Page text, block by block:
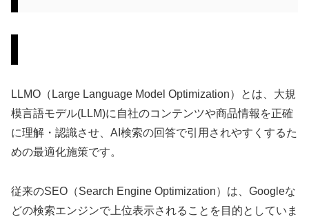
LLMO（Large Language Model Optimization）とは、大規
模言語モデル(LLM)に自社のコンテンツや商品情報を正確
に理解・認識させ、AI検索の回答で引用されやすくするた
めの最適化施策です。
従来のSEO（Search Engine Optimization）は、Googleな
どの検索エンジンで上位表示されることを目的としていま